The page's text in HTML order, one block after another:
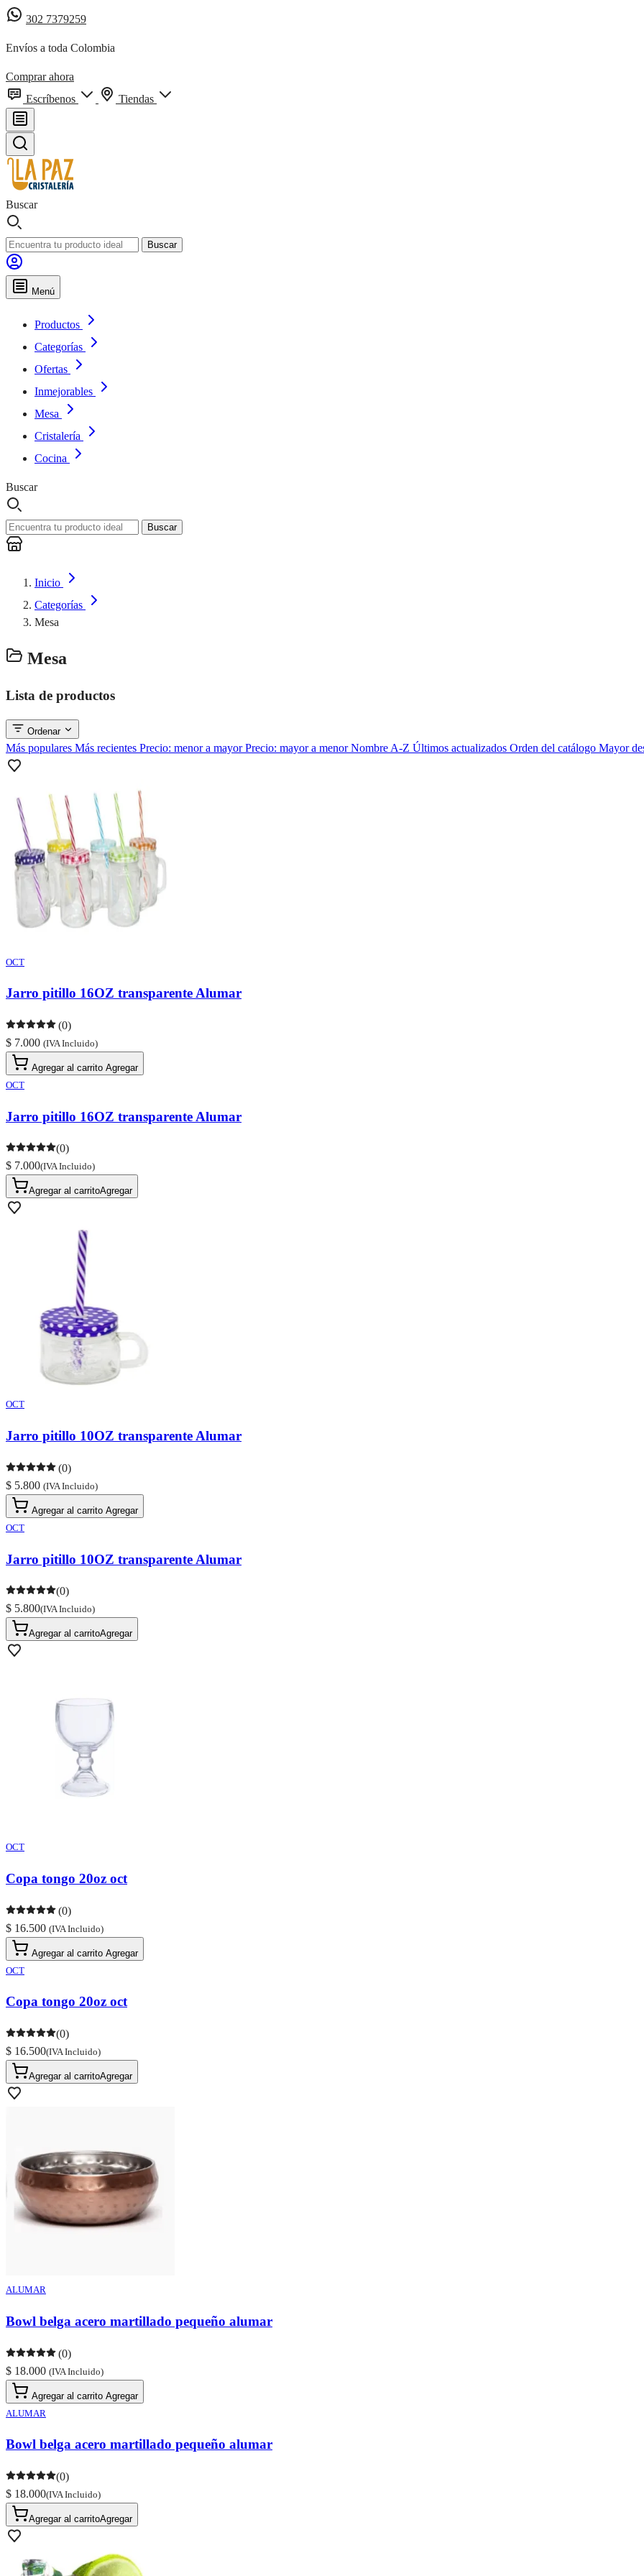
302 7379259
Envíos a toda Colombia
Comprar ahora
Escríbenos
Tiendas
Buscar
Buscar
Menú
Productos
Categorías
Ofertas
Inmejorables
Mesa
Cristalería
Cocina
Buscar
Buscar
Inicio
Categorías
Mesa
Mesa
Lista de productos
Ordenar
Más populares Más recientes Precio: menor a mayorPrecio: mayor a menorNombre A-Z Últimos actualizados Orden del catálogo Mayor
OCT
Jarro pitillo 16OZ transparente Alumar
(0)
$ 7.000 (IVA Incluido)
Agregar al carrito Agregar
OCT
Jarro pitillo 16OZ transparente Alumar
(0)
$ 7.000(IVA Incluido)
Agregar al carritoAgregar
OCT
Jarro pitillo 10OZ transparente Alumar
(0)
$ 5.800 (IVA Incluido)
Agregar al carrito Agregar
OCT
Jarro pitillo 10OZ transparente Alumar
(0)
$ 5.800(IVA Incluido)
Agregar al carritoAgregar
OCT
Copa tongo 20oz oct
(0)
$ 16.500 (IVA Incluido)
Agregar al carrito Agregar
OCT
Copa tongo 20oz oct
(0)
$ 16.500(IVA Incluido)
Agregar al carritoAgregar
ALUMAR
Bowl belga acero martillado pequeño alumar
(0)
$ 18.000 (IVA Incluido)
Agregar al carrito Agregar
ALUMAR
Bowl belga acero martillado pequeño alumar
(0)
$ 18.000(IVA Incluido)
Agregar al carritoAgregar